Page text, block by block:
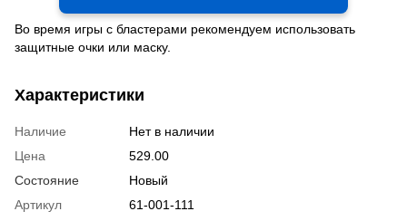
Во время игры с бластерами рекомендуем использовать
защитные очки или маску.
Характеристики
Наличие
Нет в наличии
Цена
529.00
Состояние
Новый
Артикул
61-001-111